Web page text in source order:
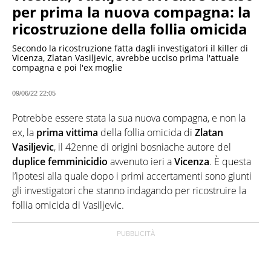
per prima la nuova compagna: la
ricostruzione della follia omicida
Secondo la ricostruzione fatta dagli investigatori il killer di
Vicenza, Zlatan Vasiljevic, avrebbe ucciso prima l'attuale
compagna e poi l'ex moglie
09/06/22 22:05
Potrebbe essere stata la sua nuova compagna, e non la
ex, la prima vittima della follia omicida di Zlatan
Vasiljevic, il 42enne di origini bosniache autore del
duplice femminicidio avvenuto ieri aVicenza. È questa
l’ipotesi alla quale dopo i primi accertamenti sono giunti
gli investigatori che stanno indagando per ricostruire la
follia omicida di Vasiljevic.